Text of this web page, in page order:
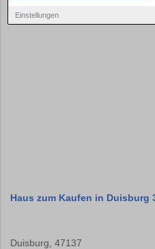
Einstellungen
Haus zum Kaufen in Duisburg
Duisburg, 47137